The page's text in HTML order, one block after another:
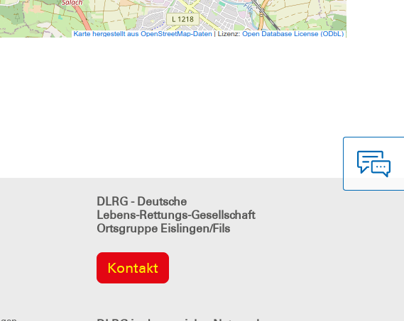
DLRG - Deutsche
Lebens-Rettungs-Gesellschaft
Ortsgruppe Eislingen/Fils
Kontakt